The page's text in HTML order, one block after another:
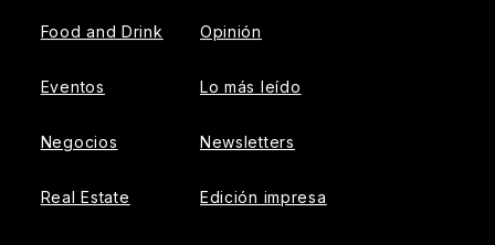
Food and Drink
Eventos
Negocios
Real Estate
Opinión
Lo más leído
Newsletters
Edición impresa